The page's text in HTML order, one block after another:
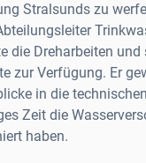
Stralsunds zu
die Dreharbeiten
zur Verfügung. Er
in die
Zeit die
haben.